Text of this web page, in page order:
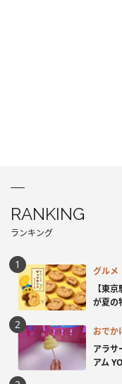
RANKING
ランキング
グルメ
【東
が夏の
おでか
アラサ
アム